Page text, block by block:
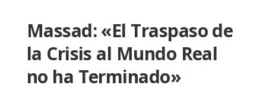
Massad: «El Traspaso de
la Crisis al Mundo Real
no ha Terminado»